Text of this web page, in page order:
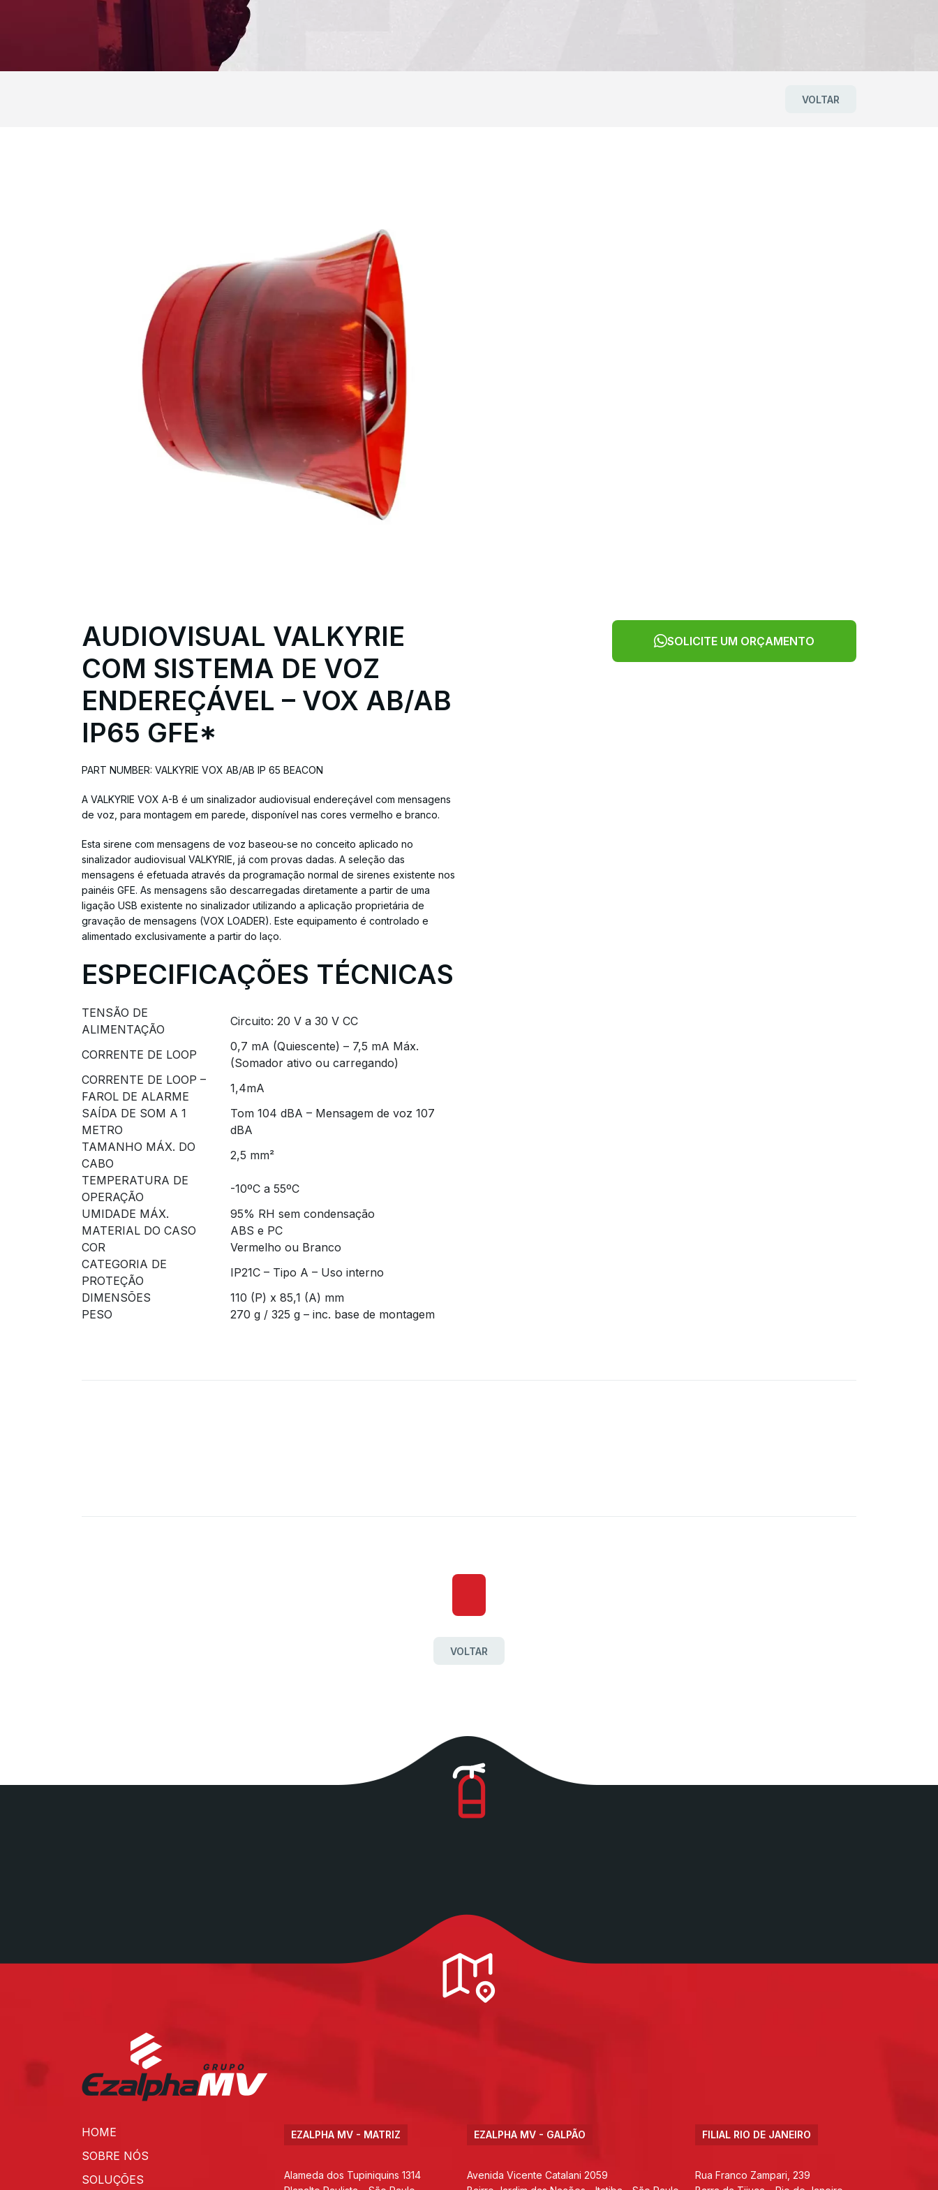
VOLTAR
AUDIOVISUAL VALKYRIE
COM SISTEMA DE VOZ
ENDEREÇÁVEL – VOX AB/AB
IP65 GFE*
PART NUMBER: VALKYRIE VOX AB/AB IP 65 BEACON
A VALKYRIE VOX A-B é um sinalizador audiovisual endereçável com mensagens
de voz, para montagem em parede, disponível nas cores vermelho e branco.
Esta sirene com mensagens de voz baseou-se no conceito aplicado no
sinalizador audiovisual VALKYRIE, já com provas dadas. A seleção das
mensagens é efetuada através da programação normal de sirenes existente nos
painéis GFE. As mensagens são descarregadas diretamente a partir de uma
ligação USB existente no sinalizador utilizando a aplicação proprietária de
gravação de mensagens (VOX LOADER). Este equipamento é controlado e
alimentado exclusivamente a partir do laço.
ESPECIFICAÇÕES TÉCNICAS
TENSÃO DE
ALIMENTAÇÃO
Circuito: 20 V a 30 V CC
CORRENTE DE LOOP
0,7 mA (Quiescente) – 7,5 mA Máx.
(Somador ativo ou carregando)
CORRENTE DE LOOP –
FAROL DE ALARME
1,4mA
SAÍDA DE SOM A 1
METRO
Tom 104 dBA – Mensagem de voz 107
dBA
TAMANHO MÁX. DO
CABO
2,5 mm²
TEMPERATURA DE
OPERAÇÃO
-10ºC a 55ºC
UMIDADE MÁX.
95% RH sem condensação
MATERIAL DO CASO
ABS e PC
COR
Vermelho ou Branco
CATEGORIA DE
PROTEÇÃO
IP21C – Tipo A – Uso interno
DIMENSÕES
110 (P) x 85,1 (A) mm
PESO
270 g / 325 g – inc. base de montagem
SOLICITE UM ORÇAMENTO
VOLTAR
HOME
SOBRE NÓS
SOLUÇÕES
EZALPHA MV - MATRIZ
Alameda dos Tupiniquins 1314
EZALPHA MV - GALPÃO
Avenida Vicente Catalani 2059
FILIAL RIO DE JANEIRO
Rua Franco Zampari, 239